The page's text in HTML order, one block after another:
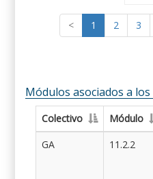
< 1 2 3
Módulos asociados a
Colectivo Módulo
GA
11.2.2